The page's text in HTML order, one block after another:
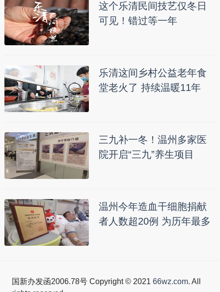
这个乐清民间技艺仅冬日
可见！错过等一年
乐清这间乡村公益老年食
堂老火了 持续温暖11年
三九补一冬！温州多家医
院开启“三九”养生项目
温州今年造血干细胞捐献
者人数超20例 为历年最多
国新办发函2006.78号 Copyright © 2021 66wz.com. All